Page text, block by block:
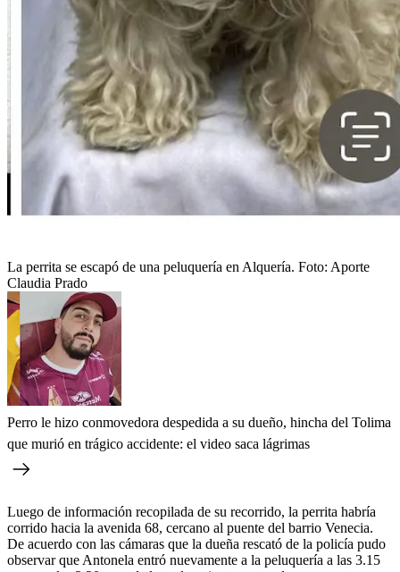
La perrita se escapó de una peluquería en Alquería. Foto: Aporte
Claudia Prado
Perro le hizo conmovedora despedida a su dueño, hincha del Tolima
que murió en trágico accidente: el video saca lágrimas
Luego de información recopilada de su recorrido, la perrita habría
corrido hacia la avenida 68, cercano al puente del barrio Venecia.
De acuerdo con las cámaras que la dueña rescató de la policía pudo
observar que Antonela entró nuevamente a la peluquería a las 3.15